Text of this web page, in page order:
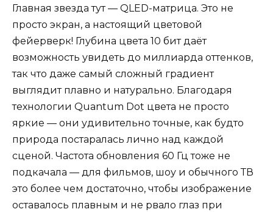
Главная звезда тут — QLED-матрица. Это не
просто экран, а настоящий цветовой
фейерверк! Глубина цвета 10 бит даёт
возможность увидеть до миллиарда оттенков,
так что даже самый сложный градиент
выглядит плавно и натурально. Благодаря
технологии Quantum Dot цвета не просто
яркие — они удивительно точные, как будто
природа постаралась лично над каждой
сценой. Частота обновления 60 Гц тоже не
подкачала — для фильмов, шоу и обычного ТВ
это более чем достаточно, чтобы изображение
оставалось плавным и не рвало глаз при